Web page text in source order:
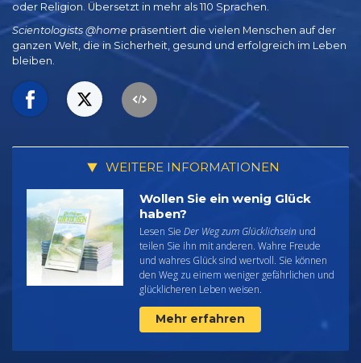
oder Religion. Übersetzt in mehr als 110 Sprachen.
Scientologists @home präsentiert die vielen Menschen auf der
ganzen Welt, die in Sicherheit, gesund und erfolgreich im Leben
bleiben.
WEITERE INFORMATIONEN
Wollen Sie ein wenig Glück
haben?
Lesen Sie Der Weg zum Glücklichsein und
teilen Sie ihn mit anderen. Wahre Freude
und wahres Glück sind wertvoll. Sie können
den Weg zu einem weniger gefährlichen und
glücklicheren Leben weisen.
Mehr erfahren